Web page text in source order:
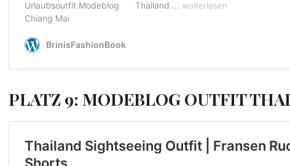
PLATZ 9: MODEBLOG OUTFIT